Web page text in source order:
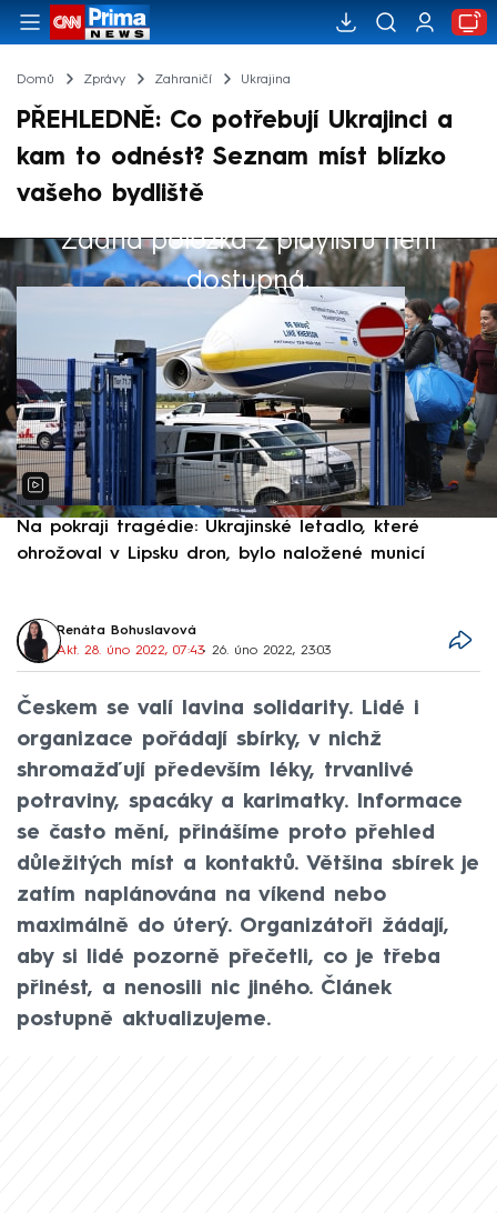
Domů Zprávy Zahraničí Ukrajina
PŘEHLEDNĚ: Co potřebují Ukrajinci a
kam to odnést? Seznam míst blízko
vašeho bydliště
Žádná položka z playlistu není
dostupná.
Výběr redakce
Na pokraji tragédie: Ukrajinské letadlo, které
ohrožoval v Lipsku dron, bylo naložené municí
Renáta Bohuslavová
Akt. 28. úno 2022, 07:43• 26. úno 2022, 23:03
Českem se valí lavina solidarity. Lidé i
organizace pořádají sbírky, v nichž
shromažďují především léky, trvanlivé
potraviny, spacáky a karimatky. Informace
se často mění, přinášíme proto přehled
důležitých míst a kontaktů. Většina sbírek je
zatím naplánována na víkend nebo
maximálně do úterý. Organizátoři žádají,
aby si lidé pozorně přečetli, co je třeba
přinést, a nenosili nic jiného. Článek
postupně aktualizujeme.